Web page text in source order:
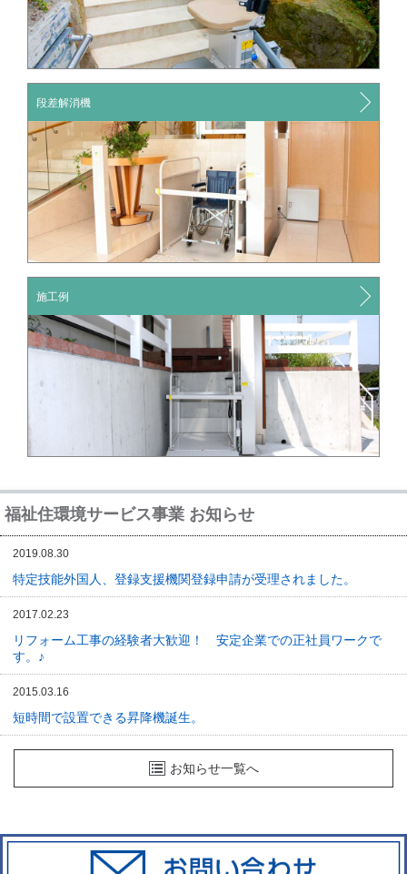
段差解消機
施工例
福祉住環境サービス事業 お知らせ
2019.08.30
特定技能外国人、登録支援機関登録申請が受理されました。
2017.02.23
リフォーム工事の経験者大歓迎！ 安定企業での正社員ワークで
す。♪
2015.03.16
短時間で設置できる昇降機誕生。
お知らせ一覧へ